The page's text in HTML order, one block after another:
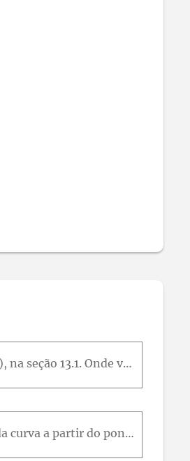
O gráfico de r(t) = (t - 3/2 * sen(t), 1 - 3/2 * cos(t), t) é ilustrado na Figura 12(b), na seção 13.1. Onde você acha que a curvatura é maior. Use um SCA para determinar e fazer o gráfico da função c
Nos Exercícios 11-14, encontre o parâmetro de comprimento de arco ao longo da curva a partir do ponto em que t = 0, avaliando a integral s = ∫ 0 t v τ d τ da Equação 3. Em seguida, encontre o comprime